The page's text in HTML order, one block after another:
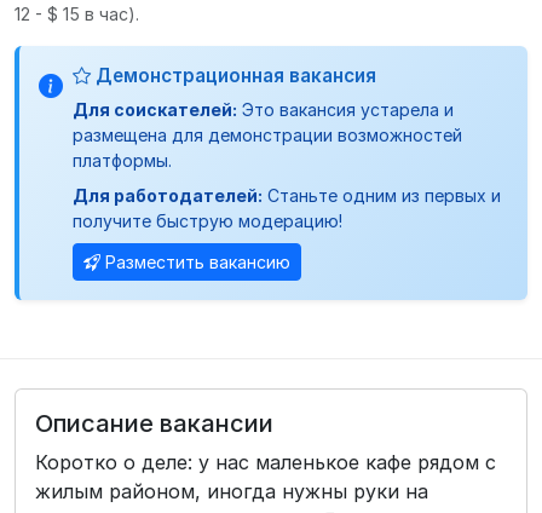
12 - $ 15 в час).
Демонстрационная вакансия
Для соискателей: Это вакансия устарела и
размещена для демонстрации возможностей
платформы.
Для работодателей: Станьте одним из первых и
получите быструю модерацию!
Разместить вакансию
Описание вакансии
Коротко о деле: у нас маленькое кафе рядом с
жилым районом, иногда нужны руки на